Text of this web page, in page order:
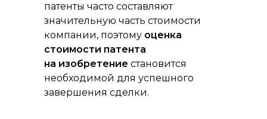
патенты часто составляют
значительную часть стоимости
компании, поэтому оценка
стоимости патента
на изобретение становится
необходимой для успешного
завершения сделки.